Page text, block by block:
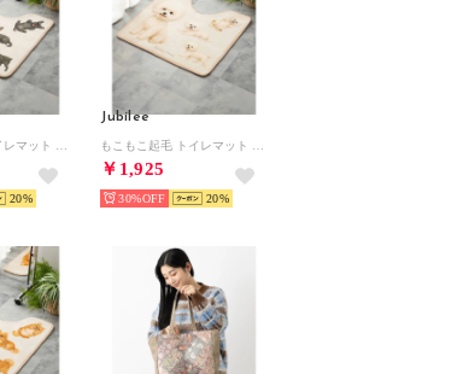
20
Jubilee
￥1,925
30% 20